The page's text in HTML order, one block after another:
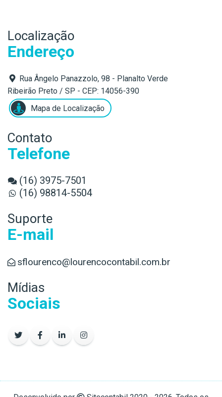
Localização
Endereço
Rua Ângelo Panazzolo, 98 - Planalto Verde
Ribeirão Preto / SP - CEP: 14056-390
Mapa de Localização
Contato
Telefone
(16) 3975-7501
(16) 98814-5504
Suporte
E-mail
sflourenco@lourencocontabil.com.br
Mídias
Sociais